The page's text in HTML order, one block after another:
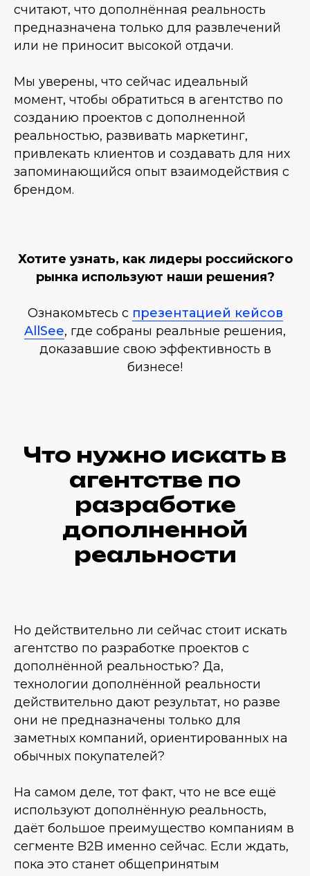
считают, что дополнённая реальность
предназначена только для развлечений
или не приносит высокой отдачи.
Мы уверены, что сейчас идеальный
момент, чтобы обратиться в агентство по
созданию проектов с дополненной
реальностью, развивать маркетинг,
привлекать клиентов и создавать для них
запоминающийся опыт взаимодействия с
брендом.
Хотите узнать, как лидеры российского
рынка используют наши решения?
Ознакомьтесь с презентацией кейсов
AllSee, где собраны реальные решения,
доказавшие свою эффективность в
бизнесе!
Что нужно искать в
агентстве по
разработке
дополненной
реальности
Но действительно ли сейчас стоит искать
агентство по разработке проектов с
дополнённой реальностью? Да,
технологии дополнённой реальности
действительно дают результат, но разве
они не предназначены только для
заметных компаний, ориентированных на
обычных покупателей?
На самом деле, тот факт, что не все ещё
используют дополнённую реальность,
даёт большое преимущество компаниям в
сегменте B2B именно сейчас. Если ждать,
пока это станет общепринятым